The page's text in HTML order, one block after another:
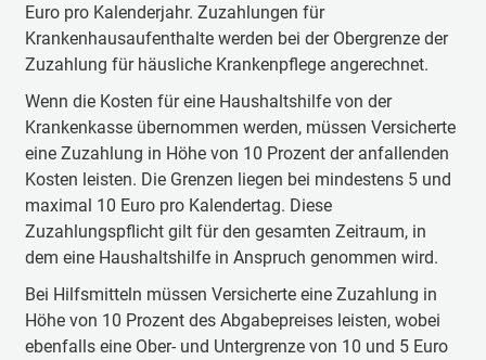
Euro pro Kalenderjahr. Zuzahlungen für
Krankenhausaufenthalte werden bei der Obergrenze der
Zuzahlung für häusliche Krankenpflege angerechnet.
Wenn die Kosten für eine Haushaltshilfe von der
Krankenkasse übernommen werden, müssen Versicherte
eine Zuzahlung in Höhe von 10 Prozent der anfallenden
Kosten leisten. Die Grenzen liegen bei mindestens 5 und
maximal 10 Euro pro Kalendertag. Diese
Zuzahlungspflicht gilt für den gesamten Zeitraum, in
dem eine Haushaltshilfe in Anspruch genommen wird.
Bei Hilfsmitteln müssen Versicherte eine Zuzahlung in
Höhe von 10 Prozent des Abgabepreises leisten, wobei
ebenfalls eine Ober- und Untergrenze von 10 und 5 Euro